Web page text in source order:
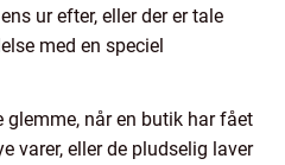
ur efter, eller der er tale
med en speciel
glemme, når en butik har fået
varer, eller de pludselig laver